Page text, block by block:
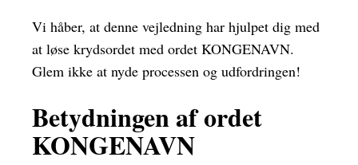
Vi håber, at denne vejledning har hjulpet dig med
at løse krydsordet med ordet KONGENAVN.
Glem ikke at nyde processen og udfordringen!
Betydningen af ordet
KONGENAVN